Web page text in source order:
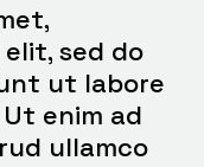
sed do
ut labore
enim ad
ullamco